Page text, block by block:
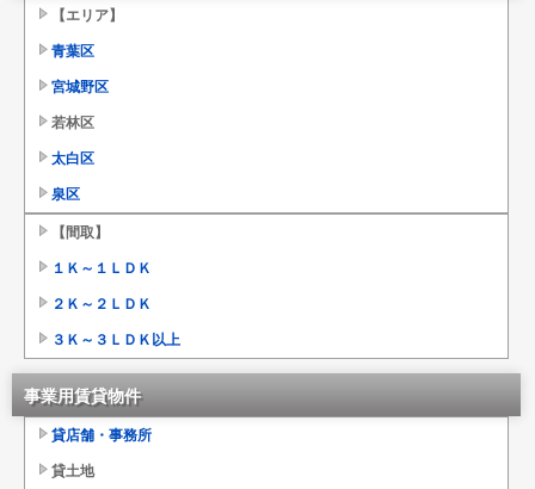
【エリア】
青葉区
宮城野区
若林区
太白区
泉区
【間取】
１Ｋ～１ＬＤＫ
２Ｋ～２ＬＤＫ
３Ｋ～３ＬＤＫ以上
事業用賃貸物件
貸店舗・事務所
貸土地